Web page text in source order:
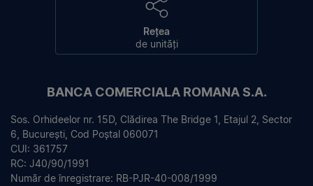
Rețea
de unități
BANCA COMERCIALA ROMANA S.A.
Sos. Orhideelor nr. 15D, Clădirea The Bridge 1, Etajul 2, Sector
6, București, Cod Poștal 060071
CUI: 361757
RC: J40/90/1991
Număr de înregistrare: RB-PJR-40-008/1999